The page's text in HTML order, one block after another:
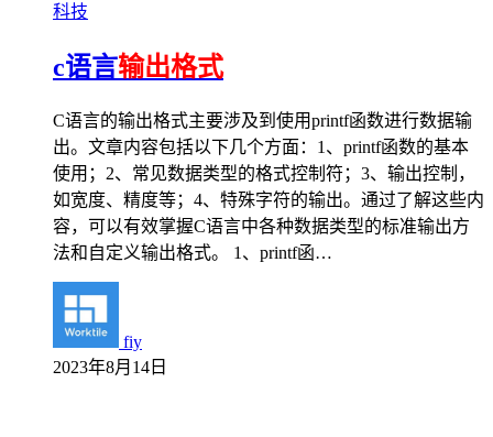
科技
c语言输出格式
C语言的输出格式主要涉及到使用printf函数进行数据输
出。文章内容包括以下几个方面：1、printf函数的基本
使用；2、常见数据类型的格式控制符；3、输出控制，
如宽度、精度等；4、特殊字符的输出。通过了解这些内
容，可以有效掌握C语言中各种数据类型的标准输出方
法和自定义输出格式。 1、printf函…
fiy
2023年8月14日